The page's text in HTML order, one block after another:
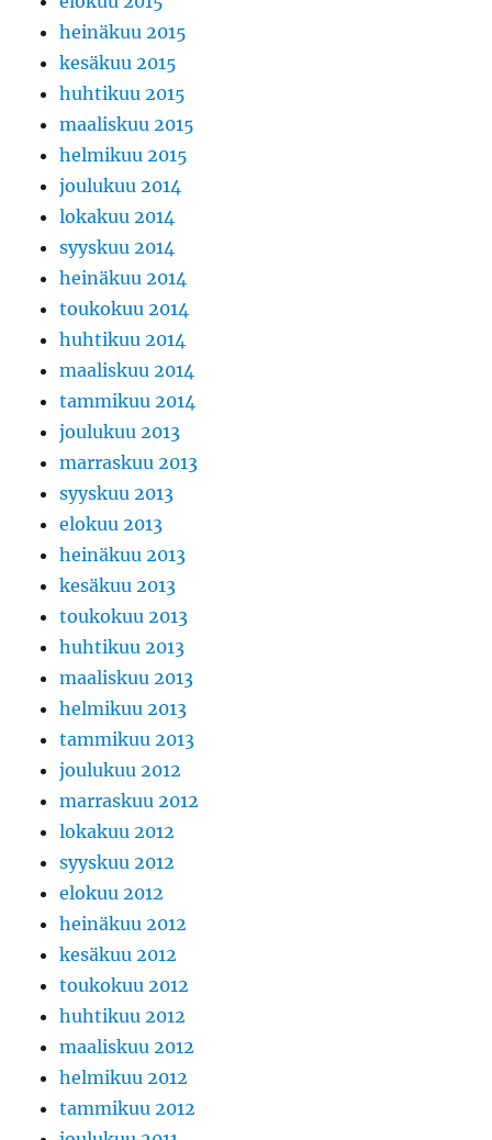
heinäkuu 2015
kesäkuu 2015
huhtikuu 2015
maaliskuu 2015
helmikuu 2015
joulukuu 2014
lokakuu 2014
syyskuu 2014
heinäkuu 2014
toukokuu 2014
huhtikuu 2014
maaliskuu 2014
tammikuu 2014
joulukuu 2013
marraskuu 2013
syyskuu 2013
elokuu 2013
heinäkuu 2013
kesäkuu 2013
toukokuu 2013
huhtikuu 2013
maaliskuu 2013
helmikuu 2013
tammikuu 2013
joulukuu 2012
marraskuu 2012
lokakuu 2012
syyskuu 2012
elokuu 2012
heinäkuu 2012
kesäkuu 2012
toukokuu 2012
huhtikuu 2012
maaliskuu 2012
helmikuu 2012
tammikuu 2012